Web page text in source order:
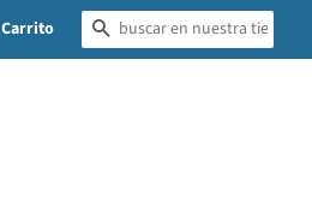
Carrito BUSCAR